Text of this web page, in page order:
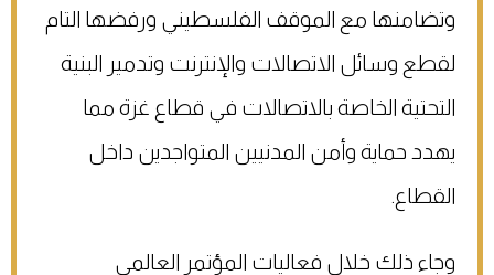
وتضامنها مع الموقف الفلسطيني ورفضها التام
لقطع وسائل الاتصالات والإنترنت وتدمير البنية
التحتية الخاصة بالاتصالات في قطاع غزة مما
يهدد حماية وأمن المدنيين المتواجدين داخل
القطاع.
وجاء ذلك خلال فعاليات المؤتمر العالمي